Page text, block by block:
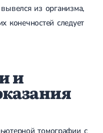
из организма,
конечностей следует
и